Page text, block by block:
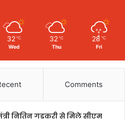
32 ℃
Wed
32 ℃
Thu
28 ℃
Fri
Comments
नितिन गडकरी से मिले सीएम